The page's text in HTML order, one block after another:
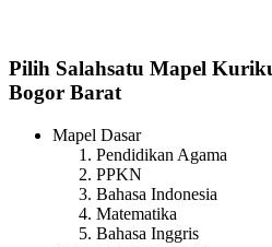
Pilih Salahsatu Mapel
Bogor Barat
Mapel Dasar
Pendidikan Agama
PPKN
Bahasa Indonesia
Matematika
Bahasa Inggris